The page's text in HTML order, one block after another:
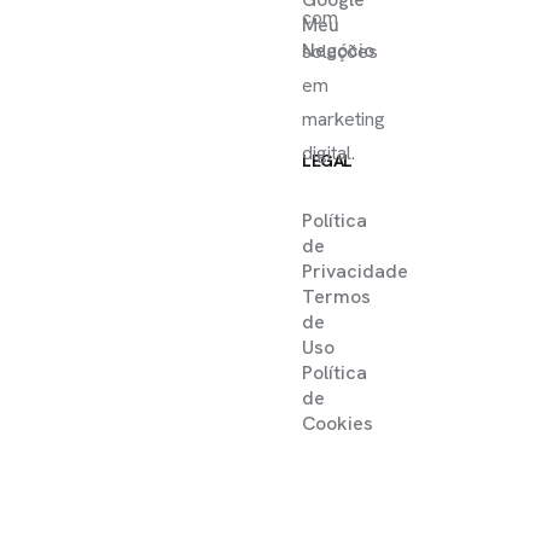
Meu
Negócio
LEGAL
Política
de
Privacidade
Termos
de
Uso
Política
de
Cookies
com
soluções
em
marketing
digital.